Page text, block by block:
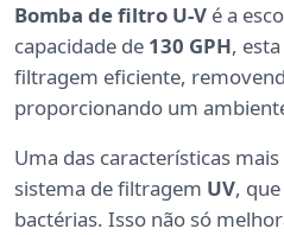
Bomba de filtro U-V é a
capacidade de 130 GPH,
filtragem eficiente,
proporcionando um
Uma das características
sistema de filtragem UV,
bactérias. Isso não só